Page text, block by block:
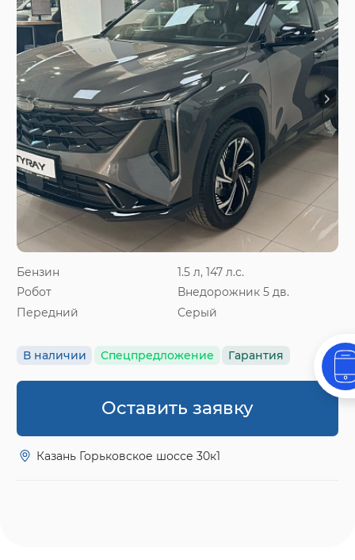
Бензин
1.5 л, 147 л.с.
Робот
Внедорожник 5 дв.
Передний
Серый
В наличии Спецпредложение Гарантия
Оставить заявку
Казань Горьковское шоссе 30к1